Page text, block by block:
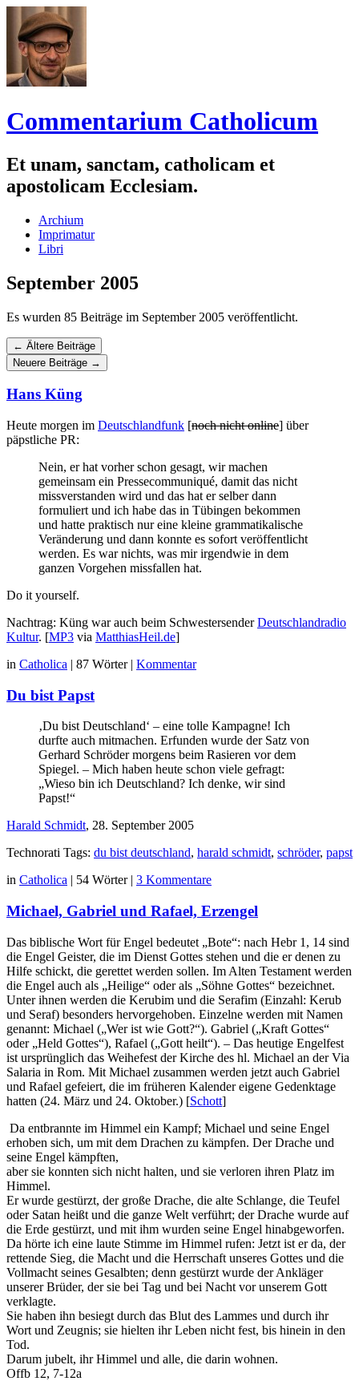
Commentarium Catholicum
Et unam, sanctam, catholicam et
apostolicam Ecclesiam.
Zum
Inhalt
springen
Archium
Imprimatur
Libri
September 2005
Es wurden 85 Beiträge im September 2005 veröffentlicht.
Navigation
Beiträgen
← Ältere Beiträge
Neuere Beiträge →
Hans Küng
Heute morgen im Deutschlandfunk [noch nicht online] über
päpstliche PR:
Nein, er hat vorher schon gesagt, wir machen
gemeinsam ein Pressecommuniqué, damit das nicht
missverstanden wird und das hat er selber dann
formuliert und ich habe das in Tübingen bekommen
und hatte praktisch nur eine kleine grammatikalische
Veränderung und dann konnte es sofort veröffentlicht
werden. Es war nichts, was mir irgendwie in dem
ganzen Vorgehen missfallen hat.
Do it yourself.
Nachtrag: Küng war auch beim SchwestersenderDeutschlandradio
Kultur. [MP3 via MatthiasHeil.de]
in Catholica | 87 Wörter | Kommentar
Du bist Papst
‚Du bist Deutschland‘ – eine tolle Kampagne! Ich
durfte auch mitmachen. Erfunden wurde der Satz von
Gerhard Schröder morgens beim Rasieren vor dem
Spiegel. – Mich haben heute schon viele gefragt:
„Wieso bin ich Deutschland? Ich denke, wir sind
Papst!“
Harald Schmidt, 28. September 2005
Technorati Tags: du bist deutschland, harald schmidt, schröder, papst
in Catholica 54 Wörter 3 Kommentare
Michael, Gabriel und Rafael, Erzengel
Das biblische Wort für Engel bedeutet „Bote“: nach Hebr 1, 14 sind
die Engel Geister, die im Dienst Gottes stehen und die er denen zu
Hilfe schickt, die gerettet werden sollen. Im Alten Testament werden
die En­gel auch als „Heilige“ oder als „Söhne Gottes“ bezeichnet.
Unter ih­nen werden die Kerubim und die Serafim (Einzahl: Kerub
und Seraf) besonders hervorgehoben. Einzelne werden mit Namen
genannt: Mi­chael („Wer ist wie Gott?“). Gabriel („Kraft Gottes“
oder „Held Gottes“), Rafael („Gott heilt“). – Das heutige Engelfest
ist ursprünglich das Wei­hefest der Kirche des hl. Michael an der Via
Salaria in Rom. Mit Mi­chael zusammen werden jetzt auch Gabriel
und Rafael gefeiert, die im früheren Kalender eigene Gedenktage
hatten (24. März und 24. Okto­ber.) [Schott]
Da entbrannte im Himmel ein Kampf; Michael und seine Engel
erhoben sich, um mit dem Drachen zu kämpfen. Der Drache und
seine Engel kämpften,
aber sie konnten sich nicht halten, und sie verloren ihren Platz im
Himmel.
Er wurde gestürzt, der große Drache, die alte Schlange, die Teufel
oder Satan heißt und die ganze Welt verführt; der Drache wurde auf
die Erde gestürzt, und mit ihm wurden seine Engel hinabgeworfen.
Da hörte ich eine laute Stimme im Himmel rufen: Jetzt ist er da, der
rettende Sieg, die Macht und die Herrschaft unseres Gottes und die
Vollmacht seines Gesalbten; denn gestürzt wurde der Ankläger
unserer Brüder, der sie bei Tag und bei Nacht vor unserem Gott
verklagte.
Sie haben ihn besiegt durch das Blut des Lammes und durch ihr
Wort und Zeugnis; sie hielten ihr Leben nicht fest, bis hinein in den
Tod.
Darum jubelt, ihr Himmel und alle, die darin wohnen.
Offb 12, 7-12a